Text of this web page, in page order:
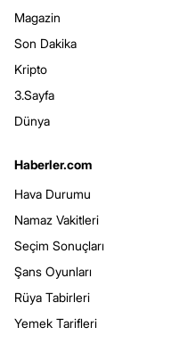
Magazin
Son Dakika
Kripto
3.Sayfa
Dünya
Haberler.com
Hava Durumu
Namaz Vakitleri
Seçim Sonuçları
Şans Oyunları
Rüya Tabirleri
Yemek Tarifleri